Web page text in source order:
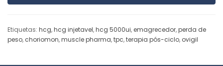
Etiquetas: hcg,hcg injetavel,hcg 5000ui, emagrecedor,perda de
peso, choriomon,muscle pharma,tpc,terapia pós-ciclo, ovigil